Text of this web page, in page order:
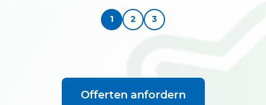
1 2 3
Offerten anfordern